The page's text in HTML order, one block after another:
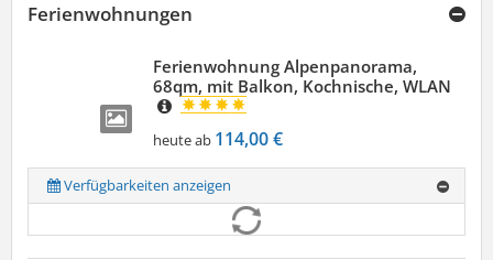
Ferienwohnungen
Ferienwohnung Alpenpanorama,
68qm, mit Balkon, Kochnische, WLAN
heute ab 114,00 €
Verfügbarkeiten anzeigen